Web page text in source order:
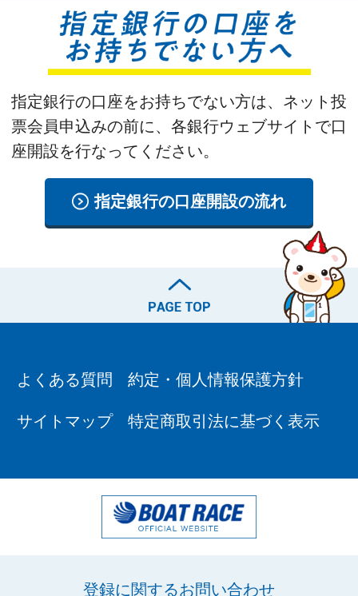
指定銀行の口座をお持ちでない方は、ネット投
票会員申込みの前に、各銀行ウェブサイトで口
座開設を行なってください。
指定銀行の口座開設の流れ
よくある質問 約定・個人情報保護方針
サイトマップ 特定商取引法に基づく表示
登録に関するお問い合わせ